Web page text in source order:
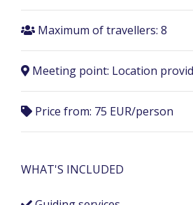
Maximum of travellers: 8
Meeting point: Location
Price from: 75 EUR/person
WHAT'S INCLUDED